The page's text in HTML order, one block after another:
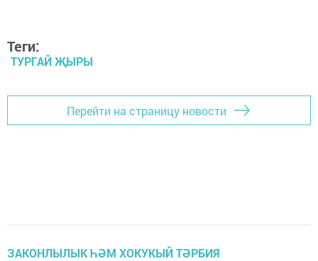
Теги:
ТУРГАЙ ҖЫРЫ
Перейти на страницу новости
ЗАКОНЛЫЛЫК ҺӘМ ХОКУКЫЙ ТӘРБИЯ